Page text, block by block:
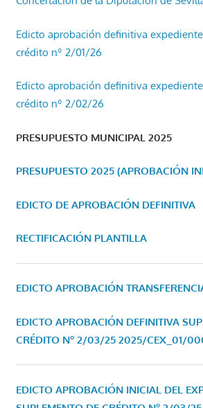
Edicto aprobación definitiva
crédito nº 2/01/26
Edicto aprobación definitiva
crédito nº 2/02/26
PRESUPUESTO MUNICIPAL 2025
PRESUPUESTO 2025 (APROBACIÓN
EDICTO DE APROBACIÓN DEFINITIVA
RECTIFICACIÓN PLANTILLA
EDICTO APROBACIÓN
EDICTO APROBACIÓN DEFINITIVA
CRÉDITO Nº 2/03/25 2025/CEX_01/
EDICTO APROBACIÓN INICIAL DEL